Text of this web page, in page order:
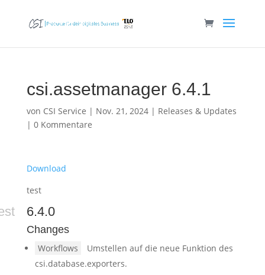
csi.assetmanager 6.4.1
von CSI Service | Nov. 21, 2024| Releases & Updates
| 0 Kommentare
Download
test
6.4.0
Changes
Workflows
Umstellen auf die neue Funktion des
csi.database.exporters.